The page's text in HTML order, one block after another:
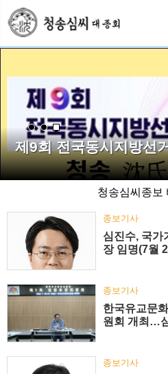
제9회 전국동시지방선
청송심씨종보
종보기사
심진수, 국가
장 임명(7월
종보기사
한국유교문
원회 개최…
종보기사